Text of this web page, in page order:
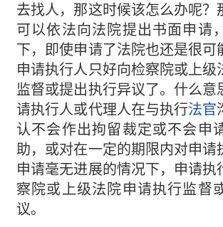
去找人，那这时候该怎么办呢？
可以依法向法院提出书面申请
下，即使申请了法院也还是很可
申请执行人只好向检察院或上级
监督或提出执行异议了。什么意
请执行人或代理人在与执行法官
认不会作出拘留裁定或不会申
助，或对在一定的期限内对申请
申请毫无进展的情况下，申请执
察院或上级法院申请执行监督
议。